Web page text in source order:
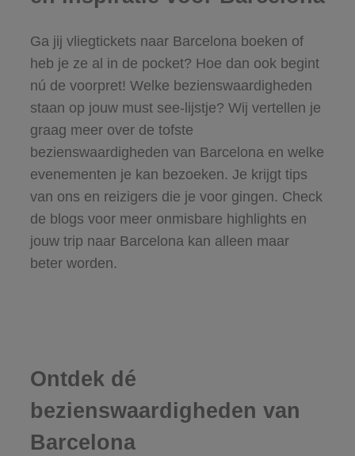
Ga jij vliegtickets naar Barcelona boeken of
heb je ze al in de pocket? Hoe dan ook begint
nú de voorpret! Welke bezienswaardigheden
staan op jouw must see-lijstje? Wij vertellen je
graag meer over de tofste
bezienswaardigheden van Barcelona en welke
evenementen je kan bezoeken. Je krijgt tips
van ons en reizigers die je voor gingen. Check
de blogs voor meer onmisbare highlights en
jouw trip naar Barcelona kan alleen maar
beter worden.
Ontdek dé
bezienswaardigheden van
Barcelona